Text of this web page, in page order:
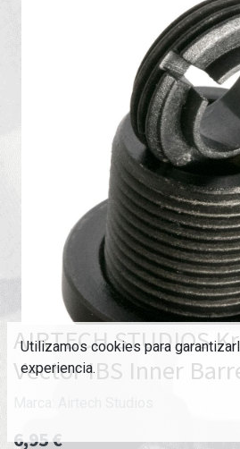
AIRTECH STUDIOS
Vector IBS Inner
6,95€
Utilizamos cookies para
experiencia.